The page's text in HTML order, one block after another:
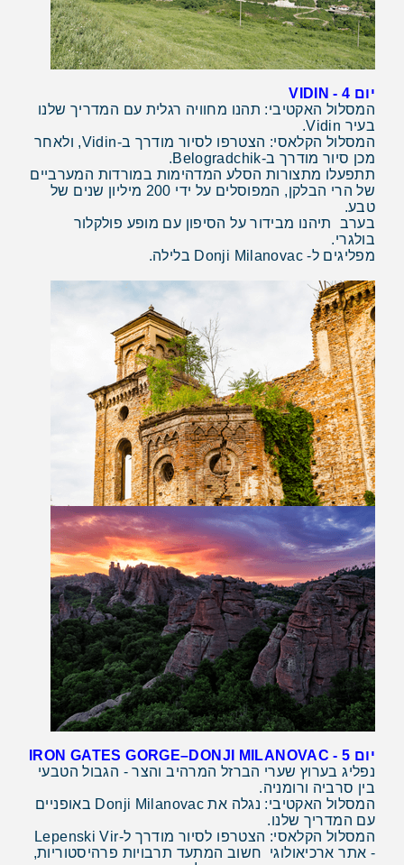
יום 4 - VIDIN
המסלול האקטיבי: תהנו מחוויה רגלית עם המדריך שלנו
בעיר Vidin.
המסלול הקלאסי: הצטרפו לסיור מודרך ב-Vidin, ולאחר
מכן סיור מודרך ב-Belogradchik.
תתפעלו מתצורות הסלע המדהימות במורדות המערביים
של הרי הבלקן, המפוסלים על ידי 200 מיליון שנים של
טבע.
בערב תיהנו מבידור על הסיפון עם מופע פולקלור
בולגרי.
מפליגים ל- Donji Milanovac בלילה.
יום 5 - IRON GATES GORGE–DONJI MILANOVAC
נפליג בערוץ שערי הברזל המרהיב והצר - הגבול הטבעי
בין סרביה ורומניה.
המסלול האקטיבי: נגלה את Donji Milanovac באופניים
עם המדריך שלנו.
המסלול הקלאסי: הצטרפו לסיור מודרך ל-Lepenski Vir
- אתר ארכיאולוגי חשוב המתעד תרבויות פרהיסטוריות,